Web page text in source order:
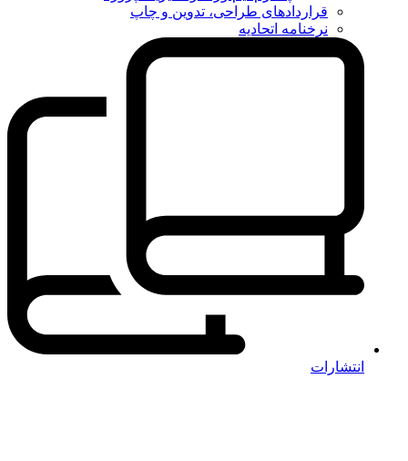
قراردادهای طراحی، تدوین و چاپ
نرخنامه اتحادیه
انتشارات